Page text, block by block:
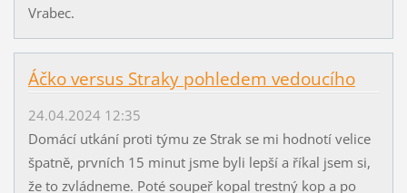
Vrabec.
Áčko versus Straky pohledem vedoucího
24.04.2024 12:35
Domácí utkání proti týmu ze Strak se mi hodnotí velice
špatně, prvních 15 minut jsme byli lepší a říkal jsem si,
že to zvládneme. Poté soupeř kopal trestný kop a po